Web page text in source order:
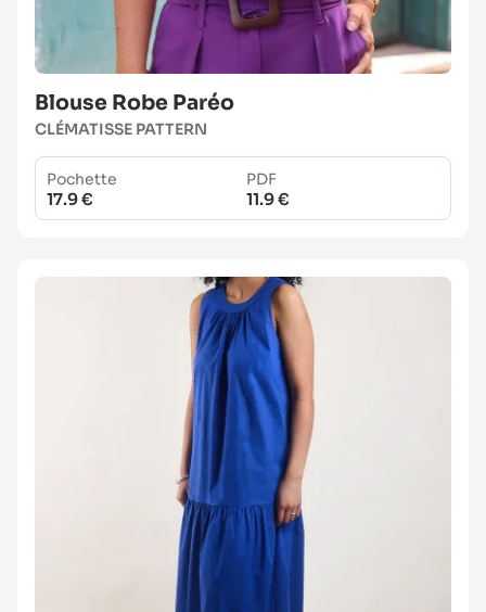
Blouse Robe Paréo
CLÉMATISSE PATTERN
Pochette
17.9 €
PDF
11.9 €